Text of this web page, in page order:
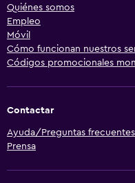
Quiénes somos
Empleo
Móvil
Cómo funcionan nuestros
Códigos promocionales
Contactar
Ayuda/Preguntas frecuentes
Prensa